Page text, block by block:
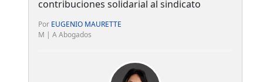
contribuciones solidarial al sindicato
Por EUGENIO MAURETTE
M | A Abogados